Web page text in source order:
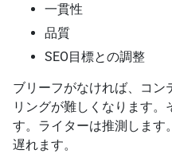
一貫性
品質
SEO目標との調整
ブリーフがなければ、コン
リングが難しくなります。
す。ライターは推測します
遅れます。